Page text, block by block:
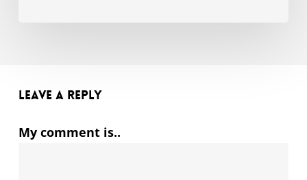
Leave a Reply
My comment is..